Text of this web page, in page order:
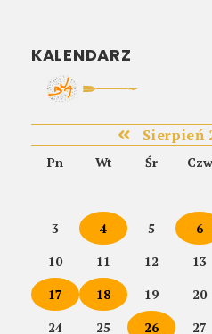
KALENDARZ
Sierpień
Pn Wt Śr Czw
3
4 5 6
10
11 12 13
17
18 19 20
24
25 26 27